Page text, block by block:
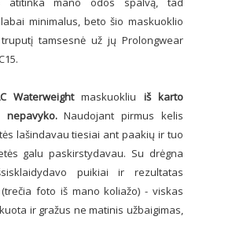
minimalus, beto šio maskuoklio
tamsesnė už jų Prolongwear
Waterweightmaskuokliu iš karto
nepavyko.Naudojant pirmus kelis
lašindavau tiesiai ant paakių ir tuo
galu paskirstydavau. Su drėgna
puikiai ir rezultatas
foto iš mano koliažo) - viskas
ir gražus ne matinis užbaigimas,